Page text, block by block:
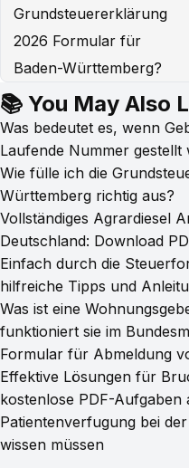
Grundsteuererklärung
2026 Formular für
Baden-Württemberg?
📚 You May Also
Was bedeutet es, wenn
Laufende Nummer gestellt
Wie fülle ich die
Württemberg richtig aus?
Vollständiges Agrardiesel
Deutschland: Download
Einfach durch die
hilfreiche Tipps und
Was ist eine
funktioniert sie im
Formular für Abmeldung
Effektive Lösungen für
kostenlose PDF-Aufgaben
Patientenverfugung bei
wissen müssen